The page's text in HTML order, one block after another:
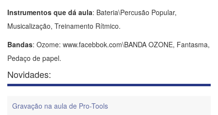
Instrumentos que dá aula: Bateria\Percusão Popular,
Musicalização, Treinamento Rítmico.
Bandas: Ozome: www.facebbok.com\BANDA OZONE, Fantasma,
Pedaço de papel.
Novidades:
Gravação na aula de Pro-Tools